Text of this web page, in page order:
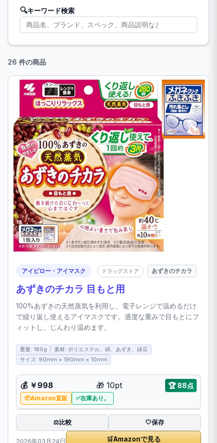
🔍キーワード検索
26 件の商品
アイピロー・アイマスク ドラッグストア あずきのチカラ
あずきのチカラ 目もと用
100%あずきの天然蒸気を利用し、電子レンジで温めるだけ
で繰り返し使えるアイマスクです。適度な重みで目もとにフ
ィットし、じんわり温めます。
重量: 180g
素材: ポリエステル、綿、あずき、緑豆
サイズ: 90mm × 190mm × 10mm
💰 ￥998 🎁 10pt 🏆88点
Amazon直販 在庫あり。
⚖️比較 🤍保存
2026年03月24日 🛒Amazonで見る